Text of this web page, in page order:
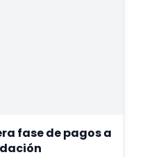
fase de pagos a